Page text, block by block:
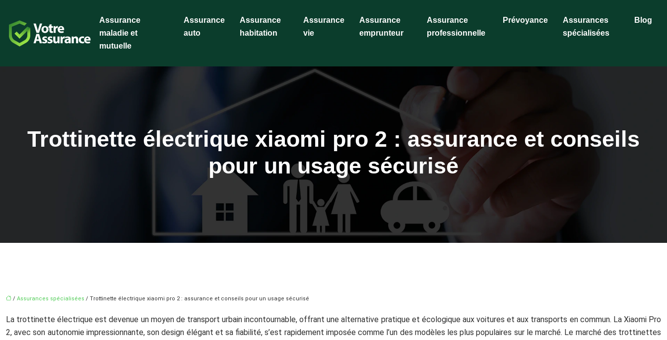
Assurance
maladie et
mutuelle
Assurance
auto
Assurance
habitation
Assurance
vie
Assurance
emprunteur
Assurance
professionnelle
Prévoyance
Assurances
spécialisées
Blog
Trottinette électrique xiaomi pro 2 : assurance et conseils
pour un usage sécurisé
/ Assurances spécialisées / Trottinette électrique xiaomi pro 2 : assurance et conseils pour un usage sécurisé
La trottinette électrique est devenue un moyen de transport urbain incontournable, offrant une alternative pratique et écologique aux voitures et aux transports en commun. La Xiaomi Pro
2, avec son autonomie impressionnante, son design élégant et sa fiabilité, s’est rapidement imposée comme l’un des modèles les plus populaires sur le marché. Le marché des trottinettes